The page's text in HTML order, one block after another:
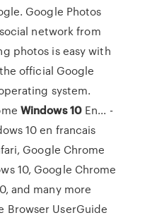
Google Photos
network from
photos is easy with
official Google
system.
Windows 10En... -
10 en francais
Google Chrome
10, Google Chrome
and many more
Browser UserGuide